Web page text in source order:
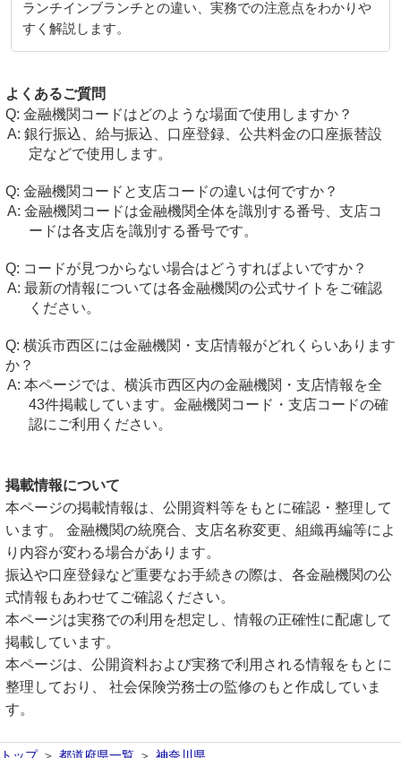
ランチインブランチとの違い、実務での注意点をわかりや
すく解説します。
よくあるご質問
金融機関コードはどのような場面で使用しますか？
銀行振込、給与振込、口座登録、公共料金の口座振替設
定などで使用します。
金融機関コードと支店コードの違いは何ですか？
金融機関コードは金融機関全体を識別する番号、支店コ
ードは各支店を識別する番号です。
コードが見つからない場合はどうすればよいですか？
最新の情報については各金融機関の公式サイトをご確認
ください。
横浜市西区には金融機関・支店情報がどれくらいあります
か？
本ページでは、横浜市西区内の金融機関・支店情報を全
43件掲載しています。金融機関コード・支店コードの確
認にご利用ください。
掲載情報について
本ページの掲載情報は、公開資料等をもとに確認・整理して
います。 金融機関の統廃合、支店名称変更、組織再編等によ
り内容が変わる場合があります。
振込や口座登録など重要なお手続きの際は、各金融機関の公
式情報もあわせてご確認ください。
本ページは実務での利用を想定し、情報の正確性に配慮して
掲載しています。
本ページは、公開資料および実務で利用される情報をもとに
整理しており、 社会保険労務士の監修のもと作成していま
す。